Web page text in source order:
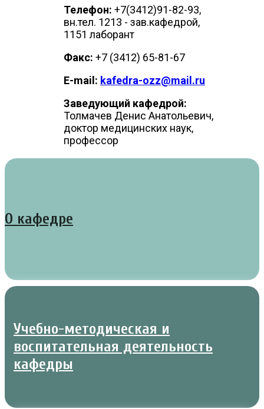
Телефон: +7(3412)91-82-93,
вн.тел. 1213 - зав.кафедрой,
1151 лаборант
Факс: +7 (3412) 65-81-67
E-mail: kafedra-ozz@mail.ru
Заведующий кафедрой:
Толмачев Денис Анатольевич,
доктор медицинских наук,
профессор
О кафедре
Учебно-методическая и
воспитательная деятельность
кафедры